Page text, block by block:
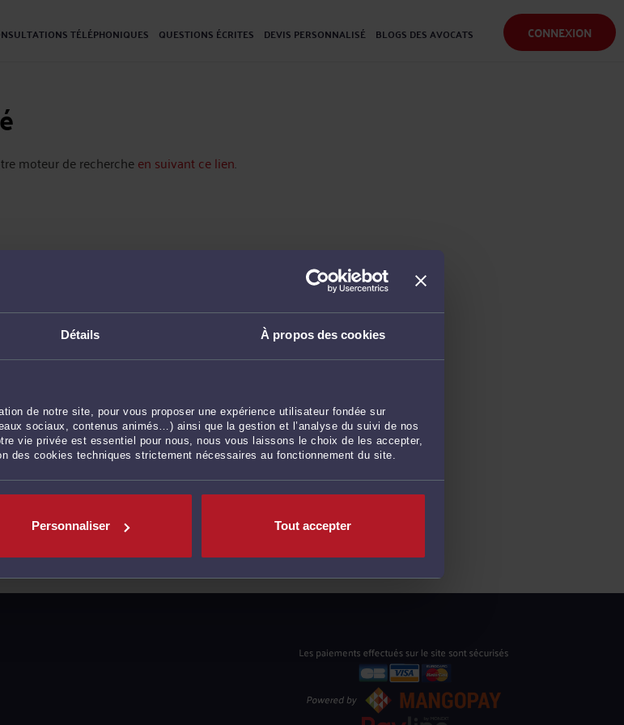
Détails À propos des cookies
de notre site, pour vous proposer une expérience utilisateur fondée sur
sociaux, contenus animés…) ainsi que la gestion et l’analyse du suivi de nos
vie privée est essentiel pour nous, nous vous laissons le choix de les accepter,
des cookies techniques strictement nécessaires au fonctionnement du site.
Personnaliser Tout accepter
CONNEXION
TÉLÉPHONIQUES QUESTIONS ÉCRITES DEVIS PERSONNALISÉ BLOGS DES AVOCATS
moteur de rechercheen suivant ce lien.